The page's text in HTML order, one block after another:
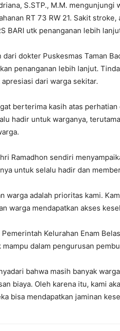
S.STP., M.M.
RT 73 RW 21. Sakit
BARI utk penanganan lebih
dari dokter Puskesmas Taman
penanganan lebih lanjut.
apresiasi dari warga sekitar.
berterima kasih atas
hadir untuk warganya,
Ramadhon sendiri
untuk selalu hadir dan
warga adalah prioritas kami.
warga mendapatkan akses
Kelurahan Enam
mampu dalam pengurusan
bahwa masih banyak
biaya. Oleh karena itu, kami
bisa mendapatkan jaminan